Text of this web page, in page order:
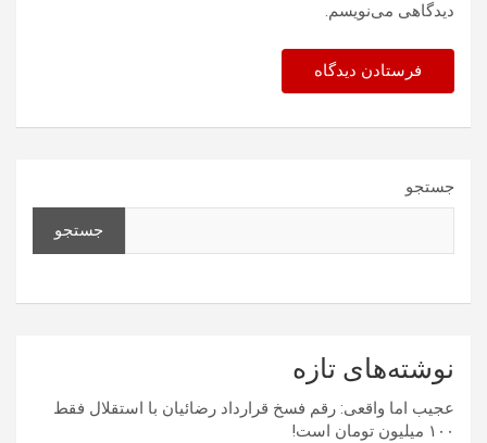
دیدگاهی می‌نویسم.
جستجو
جستجو
نوشته‌های تازه
عجیب اما واقعی: رقم فسخ قرارداد رضائیان با استقلال فقط
۱۰۰ میلیون تومان است!